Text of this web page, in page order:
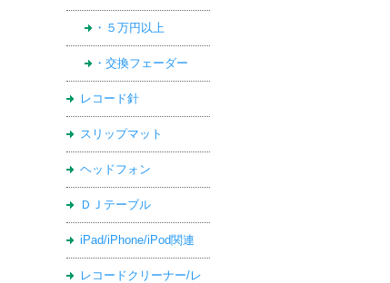
・５万円以上
・交換フェーダー
レコード針
スリップマット
ヘッドフォン
ＤＪテーブル
iPad/iPhone/iPod関連
レコードクリーナー/レ